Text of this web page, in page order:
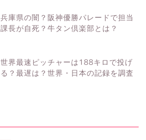
兵庫県の闇？阪神優勝パレードで担当
課長が自死？牛タン倶楽部とは？
世界最速ピッチャーは188キロで投げ
る？最遅は？世界・日本の記録を調査